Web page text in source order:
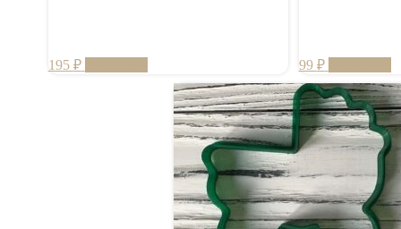
195 ₽ 99 ₽